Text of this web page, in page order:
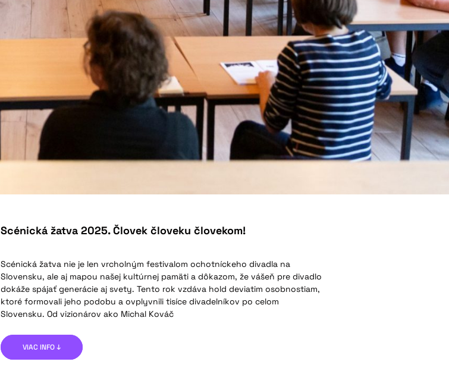
Scénická žatva 2025. Človek človeku človekom!
Scénická žatva nie je len vrcholným festivalom ochotníckeho divadla na
Slovensku, ale aj mapou našej kultúrnej pamäti a dôkazom, že vášeň pre divadlo
dokáže spájať generácie aj svety. Tento rok vzdáva hold deviatim osobnostiam,
ktoré formovali jeho podobu a ovplyvnili tisíce divadelníkov po celom
Slovensku. Od vizionárov ako Michal Kováč
VIAC INFO ↓